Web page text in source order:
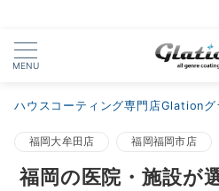
MENU
ハウスコーティング専門店Glationグ
福岡大牟田店 福岡福岡市店
福岡の医院・施設が